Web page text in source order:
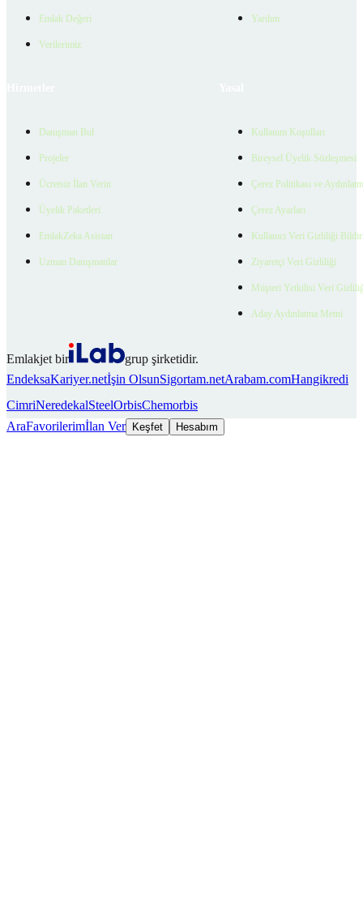
Emlak Değeri
Verilerimiz
Yardım
Danışman Bul
Projeler
Ücretsiz İlan Verin
Üyelik Paketleri
EmlakZeka Asistan
Uzman Danışmanlar
Kullanım Koşulları
Bireysel Üyelik Sözleşmesi
Çerez Politikası ve
Çerez Ayarları
Kullanıcı Veri Gizliliği
Ziyaretçi Veri Gizliliği
Müşteri Yetkilisi Veri
Aday Aydınlatma Metni
Emlakjet bir
grup şirketidir.
EndeksaKariyer.netİşin OlsunSigortam.netArabam.comHangikredi
CimriNeredekalSteelOrbisChemorbis
AraFavorilerimİlan Ver Keşfet Hesabım